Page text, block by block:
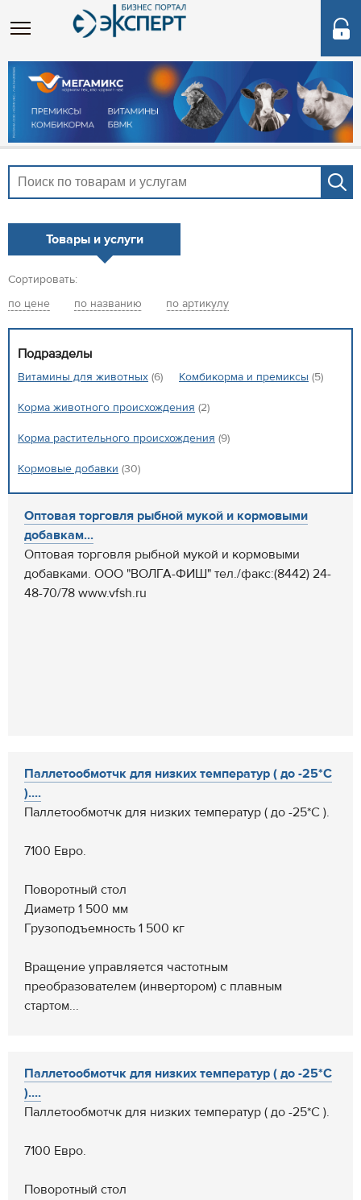
Товары и услуги
Сортировать:
по цене
по названию по артикулу
Подразделы
Витамины для животных (6) Комбикорма и премиксы (5)
Корма животного происхождения (2)
Корма растительного происхождения (9)
Кормовые добавки (30)
Оптовая торговля рыбной мукой и кормовыми
добавкам...
Оптовая торговля рыбной мукой и кормовыми
добавками. ООО "ВОЛГА-ФИШ" тел./факс:(8442) 24-
48-70/78 www.vfsh.ru
Паллетообмотчк для низких температур ( до -25*С
)....
Паллетообмотчк для низких температур ( до -25*С ).
7100 Евро.
Поворотный стол
Диаметр 1 500 мм
Грузоподъемность 1 500 кг
Вращение управляется частотным
преобразователем (инвертором) с плавным
стартом...
Паллетообмотчк для низких температур ( до -25*С
)....
Паллетообмотчк для низких температур ( до -25*С ).
7100 Евро.
Поворотный стол